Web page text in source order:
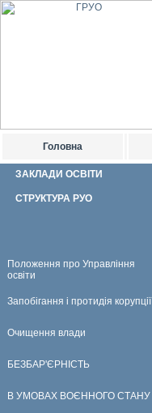
Головна
ЗАКЛАДИ ОСВІТИ
СТРУКТУРА РУО
Положення про Управління
освіти
Запобігання і протидія корупції
Очищення влади
БЕЗБАР'ЄРНІСТЬ
В УМОВАХ ВОЄННОГО СТАНУ